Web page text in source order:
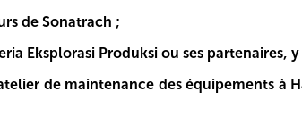
aux soumissionnaires remplissant les
les services qu'il entend fournir
de Sonatrach ;
Eksplorasi Produksi ou ses partenaires,
de maintenance des équipements à